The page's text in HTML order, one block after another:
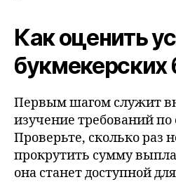
Как оценить
букмекерских
Первым шагом служит
изучение требований по
Проверьте, сколько раз
прокрутить сумму
она станет доступной